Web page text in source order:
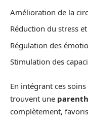
Amélioration de la
Réduction du stress et
Régulation des
Stimulation des
En intégrant ces
trouvent une
complètement,